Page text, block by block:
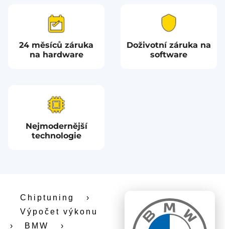
24 měsíců záruka
na hardware
Doživotní záruka na
software
Nejmodernější
technologie
Chiptuning
›
Výpočet výkonu
›
BMW
›